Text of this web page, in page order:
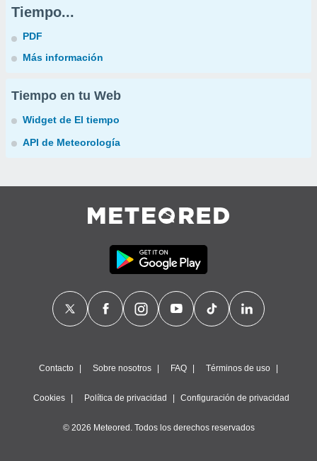
Tiempo...
PDF
Más información
Tiempo en tu Web
Widget de El tiempo
API de Meteorología
Contacto Sobre nosotros FAQ Términos de uso
Cookies Política de privacidad Configuración de privacidad
© 2026 Meteored. Todos los derechos reservados